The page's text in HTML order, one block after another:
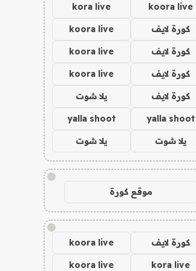
koora live
kora live
كورة لايف koora live
كورة لايف koora live
كورة لايف koora live
كورة لايف يلا شوت
yalla shoot
yalla shoot
يلا شوت يلا شوت
!
موقع كورة
!
كورة لايف koora live
kora live
koora live